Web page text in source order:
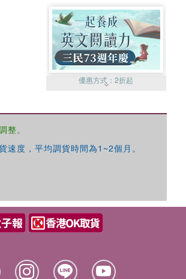
優惠方式：2折起
。
度，平均調貨時間為1~2個月。